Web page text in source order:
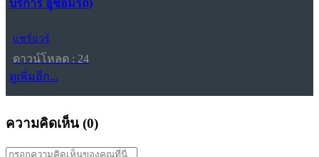
บริการ อู่ซ่อมรถ)
แชร์แวร์
ดาวน์โหลด : 24
ดูเพิ่มอีก...
ความคิดเห็น (0)